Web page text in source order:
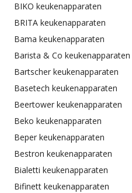
BIKO keukenapparaten
BRITA keukenapparaten
Bama keukenapparaten
Barista & Co keukenapparaten
Bartscher keukenapparaten
Basetech keukenapparaten
Beertower keukenapparaten
Beko keukenapparaten
Beper keukenapparaten
Bestron keukenapparaten
Bialetti keukenapparaten
Bifinett keukenapparaten